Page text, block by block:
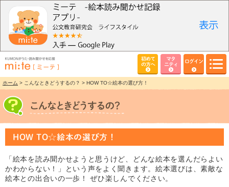
初めて
の方へ
マタ
ニティ
ログイン
ホーム > こんなときどうするの？ > HOW TO☆絵本の選び方！
HOW TO☆絵本の選び方！
「絵本を読み聞かせようと思うけど、どんな絵本を選んだらよい
かわからない！」という声をよく聞きます。絵本選びは、素敵な
絵本との出合いの一歩！ ぜひ楽しんでください。